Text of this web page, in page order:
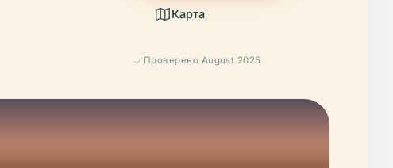
Карта
Проверено August 2025